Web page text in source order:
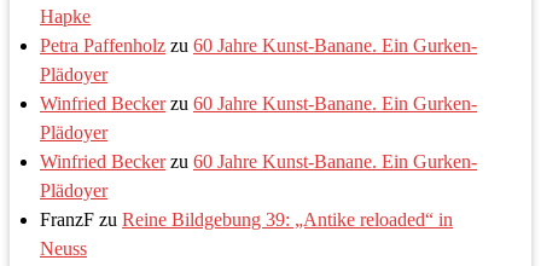
Hapke
Petra Paffenholz zu 60 Jahre Kunst-Banane. Ein Gurken-
Plädoyer
Winfried Beckerzu 60 Jahre Kunst-Banane. Ein Gurken-
Plädoyer
Winfried Beckerzu 60 Jahre Kunst-Banane. Ein Gurken-
Plädoyer
FranzF zu Reine Bildgebung 39: „Antike reloaded“ in
Neuss